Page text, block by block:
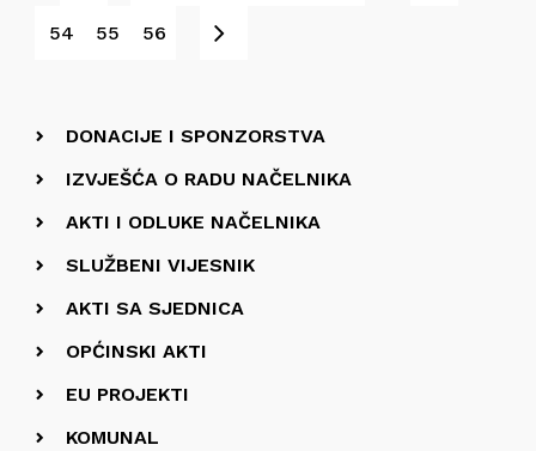
54 55 56
DONACIJE I SPONZORSTVA
IZVJEŠĆA O RADU NAČELNIKA
AKTI I ODLUKE NAČELNIKA
SLUŽBENI VIJESNIK
AKTI SA SJEDNICA
OPĆINSKI AKTI
EU PROJEKTI
KOMUNAL